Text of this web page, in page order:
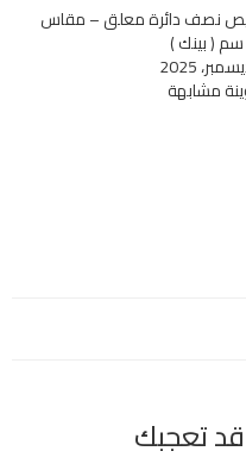
نصف دائرة معلق – مقاس
مشابهة
تعجبك